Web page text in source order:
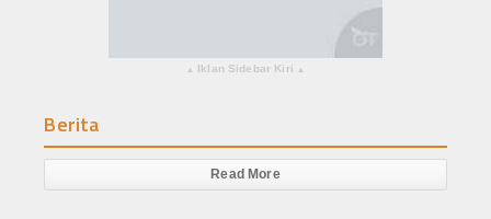
▴ Iklan Sidebar Kiri ▴
Berita
Read More